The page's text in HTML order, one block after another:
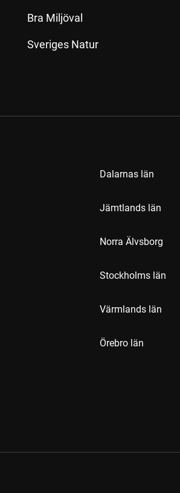
Bra Miljöval
Sveriges Natur
Dalarnas län
Jämtlands län
Norra Älvsborg
Stockholms län
Värmlands län
Örebro län